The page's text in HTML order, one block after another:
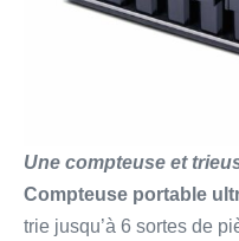
Une compteuse et
Compteuse portable
trie jusqu’à 6 sortes de